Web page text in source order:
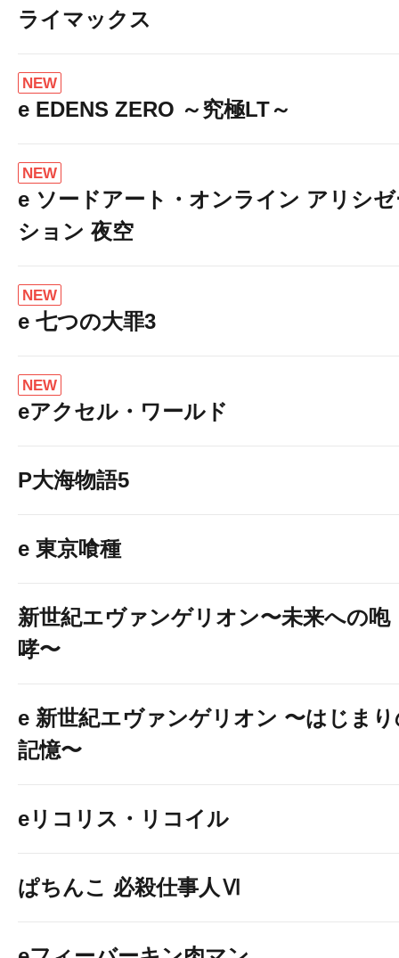
ライマックス
NEW
e EDENS ZERO ～究極LT～
NEW
e ソードアート・オンライン アリシ
ション 夜空
NEW
e 七つの大罪3
NEW
eアクセル・ワールド
P大海物語5
e 東京喰種
新世紀エヴァンゲリオン〜未来への咆
哮〜
e 新世紀エヴァンゲリオン 〜はじま
記憶〜
eリコリス・リコイル
ぱちんこ 必殺仕事人Ⅵ